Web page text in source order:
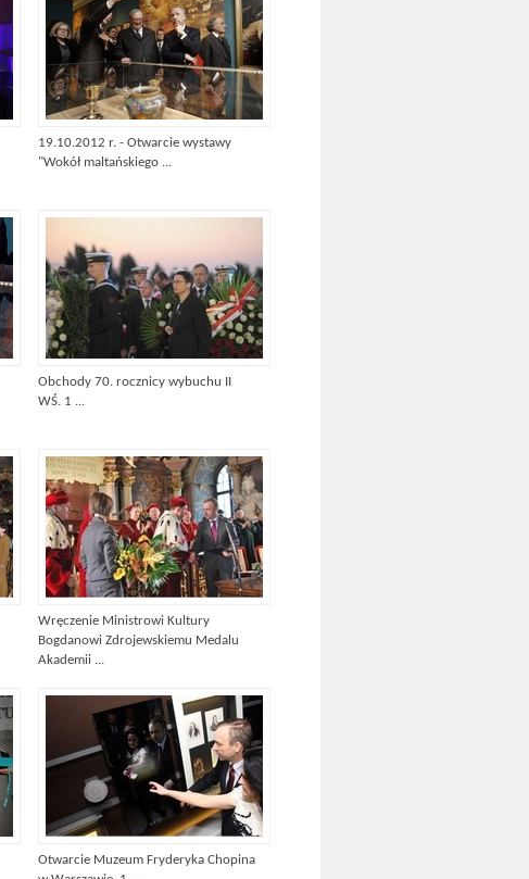
19.10.2012 r. - Otwarcie wystawy
"Wokół maltańskiego ...
Obchody 70. rocznicy wybuchu II
WŚ. 1 ...
Wręczenie Ministrowi Kultury
Bogdanowi Zdrojewskiemu Medalu
Akademii ...
Otwarcie Muzeum Fryderyka Chopina